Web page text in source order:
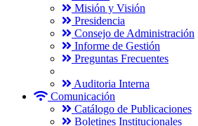
Misión y Visión
Presidencia
Consejo de Administración
Informe de Gestión
Preguntas Frecuentes
Auditoria Interna
Comunicación
Catálogo de Publicaciones
Boletines Institucionales